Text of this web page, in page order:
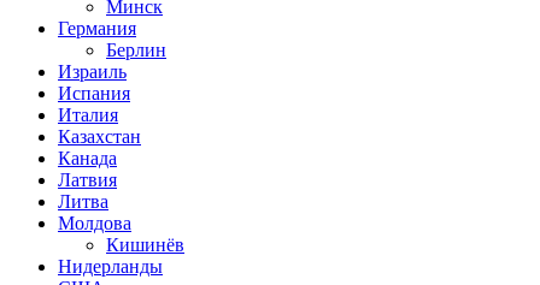
Минск
Германия
Берлин
Израиль
Испания
Италия
Казахстан
Канада
Латвия
Литва
Молдова
Кишинёв
Нидерланды